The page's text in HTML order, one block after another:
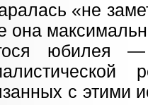
«не
она
юбилея
с этими